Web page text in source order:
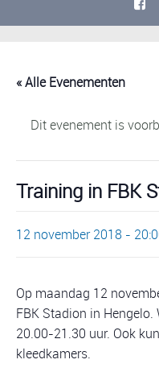
« Alle Evenementen
Dit evenement is
Training in FBK
12 november 2018 -
Op maandag 12
FBK Stadion in
20.00-21.30 uur. Ook
kleedkamers.